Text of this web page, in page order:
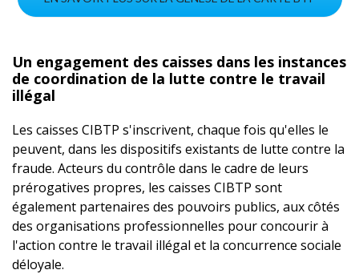
Un engagement des caisses dans les instances
de coordination de la lutte contre le travail
illégal
Les caisses CIBTP s'inscrivent, chaque fois qu'elles le
peuvent, dans les dispositifs existants de lutte contre la
fraude. Acteurs du contrôle dans le cadre de leurs
prérogatives propres, les caisses CIBTP sont
également partenaires des pouvoirs publics, aux côtés
des organisations professionnelles pour concourir à
l'action contre le travail illégal et la concurrence sociale
déloyale.